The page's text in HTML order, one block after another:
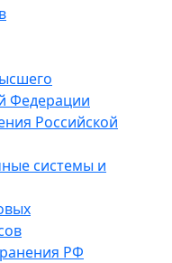
Федерации
Российской
системы и
РФ